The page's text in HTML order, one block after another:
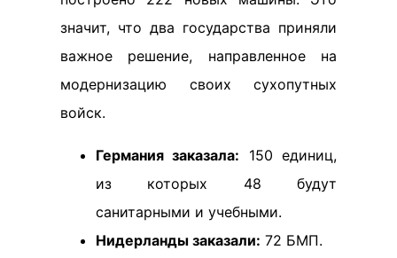
значит, что два государства приняли
важное решение, направленное на
модернизацию своих сухопутных
войск.
Германия заказала: 150 единиц,
из которых 48 будут
санитарными и учебными.
Нидерланды заказали: 72 БМП.